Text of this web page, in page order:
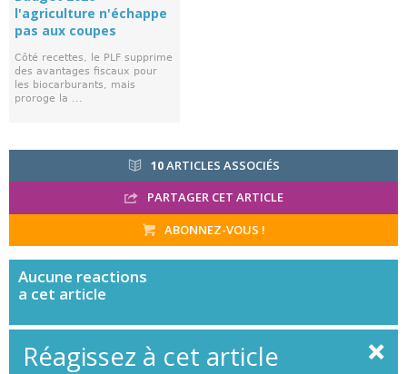
l'agriculture n'échappe
pas aux coupes
Côté recettes, le PLF supprime
des avantages fiscaux pour
les biocarburants, mais
proroge la ...
10ARTICLES ASSOCIÉS
PARTAGER CET ARTICLE
ABONNEZ-VOUS !
Aucune reactions
a cet article
Réagissez à cet article